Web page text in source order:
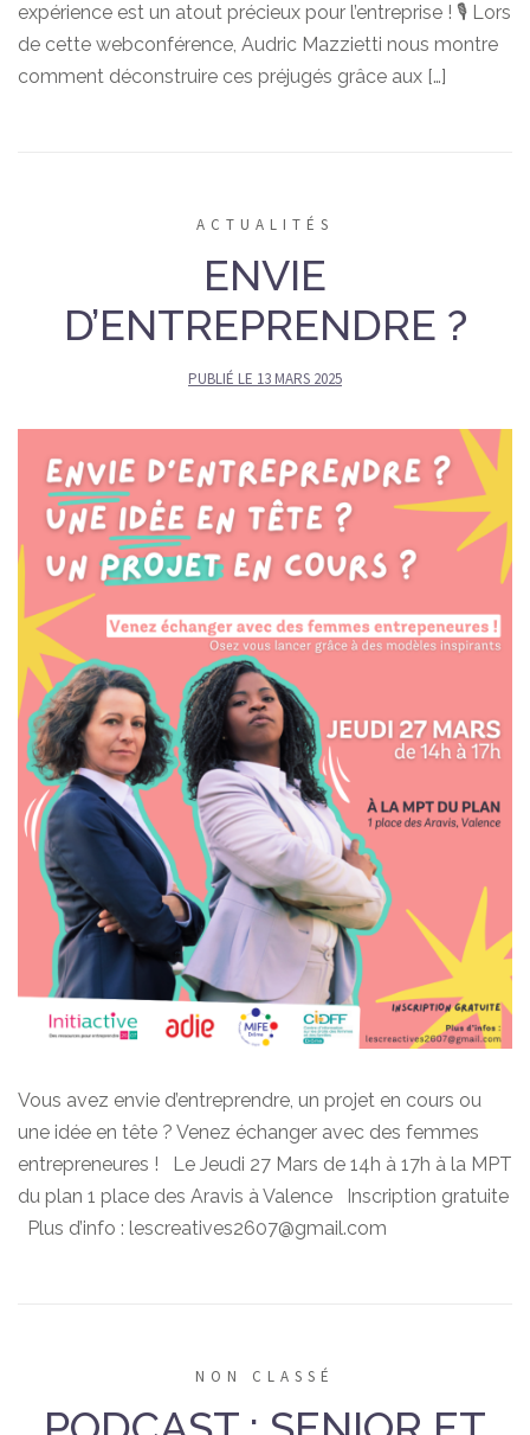
expérience est un atout précieux pour l’entreprise ! 🎙️ Lors
de cette webconférence, Audric Mazzietti nous montre
comment déconstruire ces préjugés grâce aux […]
ACTUALITÉS
ENVIE
D’ENTREPRENDRE ?
PUBLIÉ LE 13 MARS 2025
Vous avez envie d’entreprendre, un projet en cours ou
une idée en tête ? Venez échanger avec des femmes
entrepreneures ! Le Jeudi 27 Mars de 14h à 17h à la MPT
du plan 1 place des Aravis à Valence Inscription gratuite
Plus d’info : lescreatives2607@gmail.com
NON CLASSÉ